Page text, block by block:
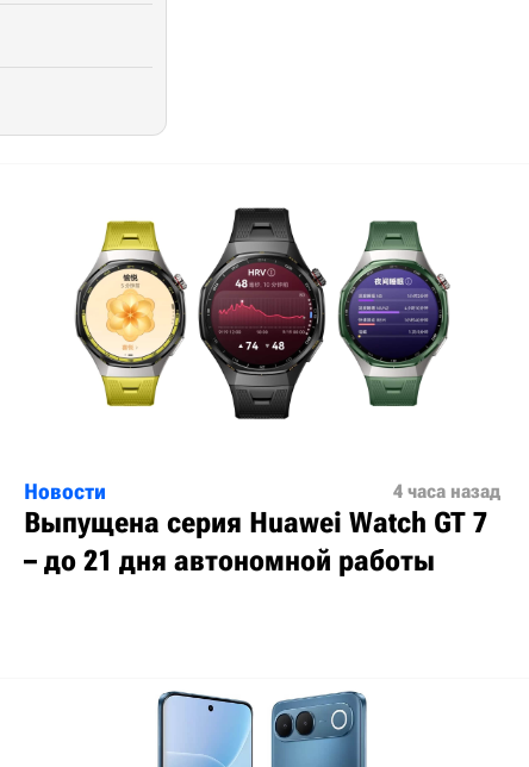
Новости 4 часа назад
Выпущена серия Huawei Watch GT 7
– до 21 дня автономной работы